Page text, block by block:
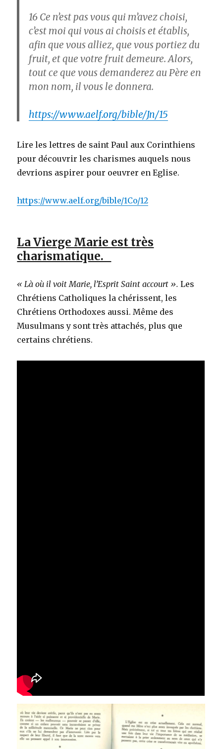
16 Ce n’est pas vous qui m’avez choisi,
c’est moi qui vous ai choisis et établis,
afin que vous alliez, que vous portiez du
fruit, et que votre fruit demeure. Alors,
tout ce que vous demanderez au Père en
mon nom, il vous le donnera.
https://www.aelf.org/bible/Jn/15
Lire les lettres de saint Paul aux Corinthiens
pour découvrir les charismes auquels nous
devrions aspirer pour oeuvrer en Eglise.
https://www.aelf.org/bible/1Co/12
La Vierge Marie est très
charismatique.
« Là où il voit Marie, l’Esprit Saint accourt ». Les
Chrétiens Catholiques la chérissent, les
Chrétiens Orthodoxes aussi. Même des
Musulmans y sont très attachés, plus que
certains chrétiens.